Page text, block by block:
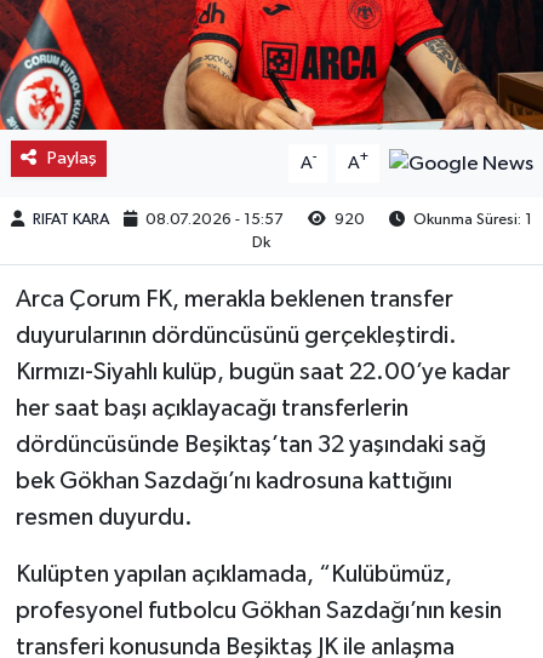
Paylaş A- A+
RIFAT KARA 08.07.2026 - 15:57 920
Okunma Süresi: 1
Dk
Arca Çorum FK, merakla beklenen transfer
duyurularının dördüncüsünü gerçekleştirdi.
Kırmızı-Siyahlı kulüp, bugün saat 22.00’ye kadar
her saat başı açıklayacağı transferlerin
dördüncüsünde Beşiktaş’tan 32 yaşındaki sağ
bek Gökhan Sazdağı’nı kadrosuna kattığını
resmen duyurdu.
Kulüpten yapılan açıklamada, “Kulübümüz,
profesyonel futbolcu Gökhan Sazdağı’nın kesin
transferi konusunda Beşiktaş JK ile anlaşma
Kargı
Laçin
Mecitözü
Oğuzlar
Ortaköy
Sungurlu
Uğurludağ